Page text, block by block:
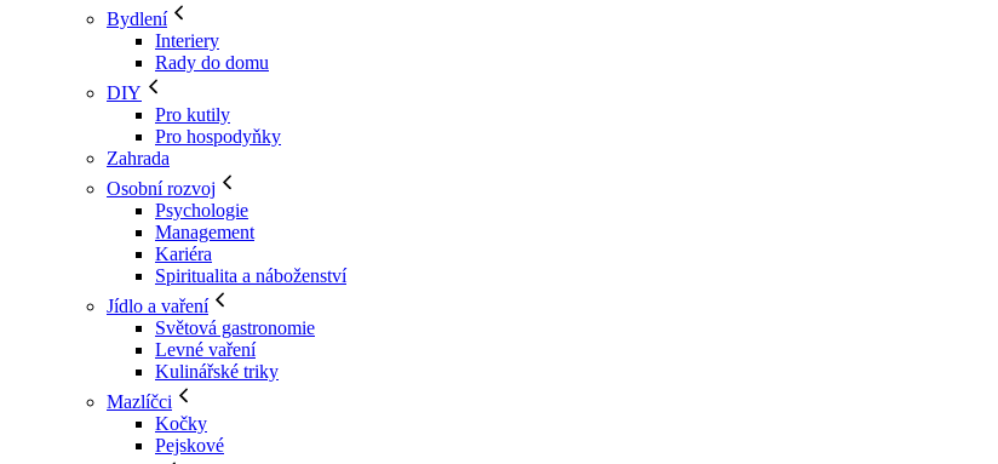
Bydlení
Interiery
Rady do domu
DIY
Pro kutily
Pro hospodyňky
Zahrada
Osobní rozvoj
Psychologie
Management
Kariéra
Spiritualita a náboženství
Jídlo a vaření
Světová gastronomie
Levné vaření
Kulinářské triky
Mazlíčci
Kočky
Pejskové